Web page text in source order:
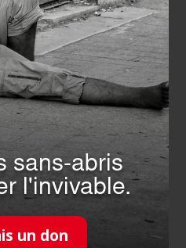
sans-abris
l'invivable.
un don